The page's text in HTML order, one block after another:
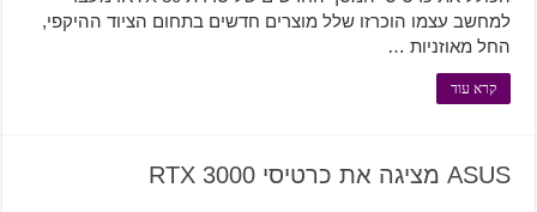
למחשב עצמו הוכרזו שלל מוצרים חדשים בתחום הציוד ההיקפי,
החל מאוזניות …
קרא עוד
ASUS מציגה את כרטיסי RTX 3000